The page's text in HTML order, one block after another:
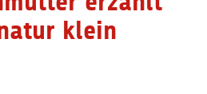
klein